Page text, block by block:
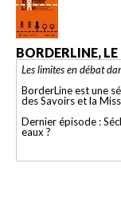
BORDERLINE,
Les limites en débat
BorderLine est une
des Savoirs et la
Dernier épisode :
eaux ?